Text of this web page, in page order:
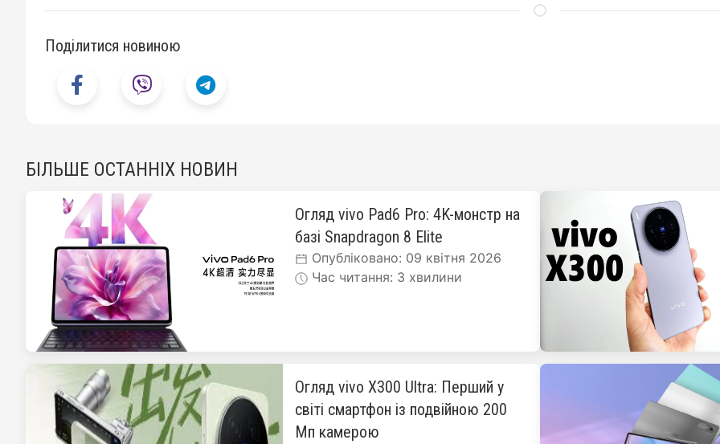
Поділитися новиною
БІЛЬШЕ ОСТАННІХ НОВИН
Огляд vivo Pad6 Pro: 4K-монстр на
базі Snapdragon 8 Elite
Опубліковано: 09 квітня 2026
Час читання: 3 хвилини
Огляд vivo X300 Ultra: Перший у
світі смартфон із подвійною 200
Мп камерою